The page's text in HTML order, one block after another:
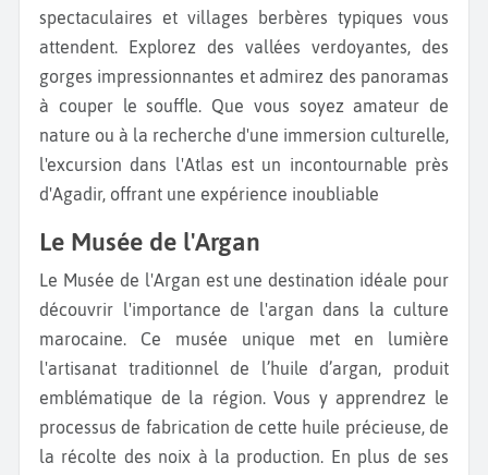
spectaculaires et villages berbères typiques vous
attendent. Explorez des vallées verdoyantes, des
gorges impressionnantes et admirez des panoramas
à couper le souffle. Que vous soyez amateur de
nature ou à la recherche d'une immersion culturelle,
l'excursion dans l'Atlas est un incontournable près
d'Agadir, offrant une expérience inoubliable
Le Musée de l'Argan
Le Musée de l'Argan est une destination idéale pour
découvrir l'importance de l'argan dans la culture
marocaine. Ce musée unique met en lumière
l'artisanat traditionnel de l’huile d’argan, produit
emblématique de la région. Vous y apprendrez le
processus de fabrication de cette huile précieuse, de
la récolte des noix à la production. En plus de ses